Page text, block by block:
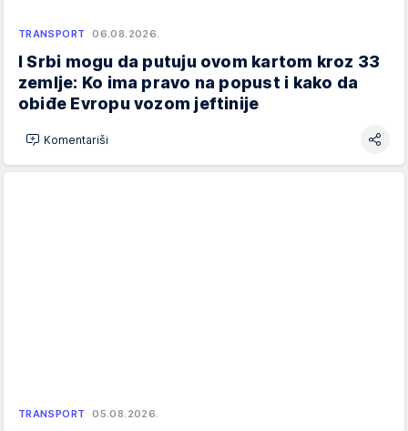
TRANSPORT 06.08.2026.
I Srbi mogu da putuju ovom kartom kroz 33
zemlje: Ko ima pravo na popust i kako da
obiđe Evropu vozom jeftinije
Komentariši
TRANSPORT 05.08.2026.